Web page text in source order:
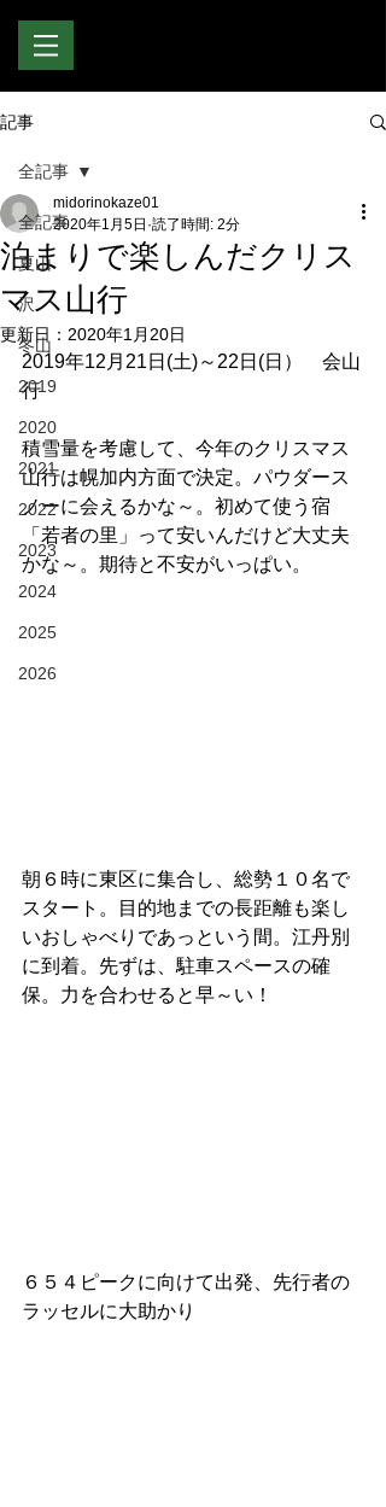
記事
全記事
夏山
沢
冬山
2019
2020
2021
2022
2023
2024
2025
2026
全記事
泊まりで楽しんだクリス
マス山行
midorinokaze01
2020年1月5日 読了時間: 2分
更新日： 2020年1月20日
2019年12月21日(土)～22日(日）　会山
行
積雪量を考慮して、今年のクリスマス
山行は幌加内方面で決定。パウダース
ノーに会えるかな～。初めて使う宿
「若者の里」って安いんだけど大丈夫
かな～。期待と不安がいっぱい。
朝６時に東区に集合し、総勢１０名で
スタート。目的地までの長距離も楽し
いおしゃべりであっという間。江丹別
に到着。先ずは、駐車スペースの確
保。力を合わせると早～い！
６５４ピークに向けて出発、先行者の
ラッセルに大助かり